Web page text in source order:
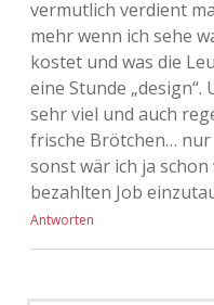
vermutlich verdient
mehr wenn ich sehe
kostet und was die
eine Stunde „design“.
sehr viel und auch
frische Brötchen…
sonst wär ich ja
bezahlten Job
Antworten